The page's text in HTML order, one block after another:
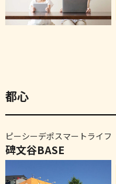
都心
ピーシーデポスマートライフ
碑文谷BASE